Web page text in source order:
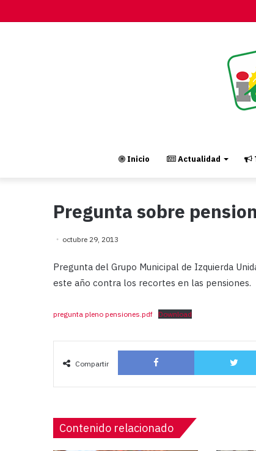
Inicio Actualidad
Pregunta sobre
octubre 29, 2013
Pregunta del Grupo Municipal de Izquierda
este año contra los recortes en las pensiones.
pregunta pleno pensiones.pdf Download
Compartir
Facebook
Contenido relacionado